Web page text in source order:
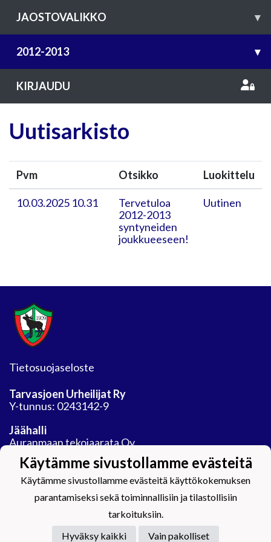
JAOSTOVALIKKO ▾
2012-2013 ▾
KIRJAUDU
Uutisarkisto
Pvm Otsikko Luokittelu
10.03.2025 10.31
Tervetuloa
2012-2013
syntyneiden
joukkueeseen!
Uutinen
Tietosuojaseloste
Tarvasjoen Urheilijat Ry
Y-tunnus: 0243142-9
Jäähalli
Auranmaan tekojaarata Oy
Areenatie 30
21450 Tarvasjoki
Powered by
Käytämme sivustollamme evästeitä
Käytämme sivustollamme evästeitä käyttökokemuksen
parantamiseksi sekä toiminnallisiin ja tilastollisiin
tarkoituksiin.
Hyväksy kaikki
Vain pakolliset